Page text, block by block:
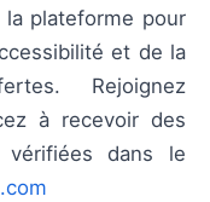
la plateforme pour
et de la
Rejoignez
à recevoir des
dans le